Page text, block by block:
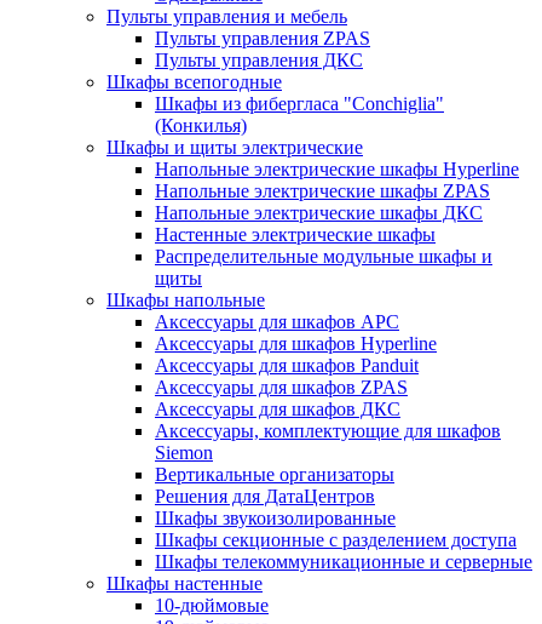
Пульты управления и мебель
Пульты управления ZPAS
Пульты управления ДКС
Шкафы всепогодные
Шкафы из фибергласа "Conchiglia"
(Конкилья)
Шкафы и щиты электрические
Напольные электрические шкафы Hyperline
Напольные электрические шкафы ZPAS
Напольные электрические шкафы ДКС
Настенные электрические шкафы
Распределительные модульные шкафы и
щиты
Шкафы напольные
Аксессуары для шкафов APC
Аксессуары для шкафов Hyperline
Аксессуары для шкафов Panduit
Аксессуары для шкафов ZPAS
Аксессуары для шкафов ДКС
Аксессуары, комплектующие для шкафов
Siemon
Вертикальные организаторы
Решения для ДатаЦентров
Шкафы звукоизолированные
Шкафы секционные с разделением доступа
Шкафы телекоммуникационные и серверные
Шкафы настенные
10-дюймовые